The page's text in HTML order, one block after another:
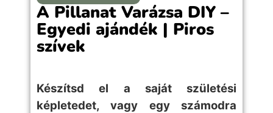
A Pillanat Varázsa DIY –
Egyedi ajándék | Piros
szívek
Készítsd el a saját születési
képletedet, vagy egy számodra